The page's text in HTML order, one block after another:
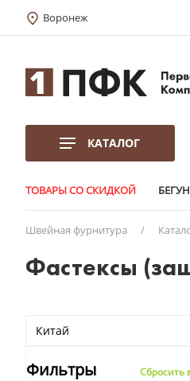
Воронеж
КАТАЛОГ
ТОВАРЫ СО СКИДКОЙ
Швейная фурнитура /
Фастексы
Китай
Фильтры Сбросить